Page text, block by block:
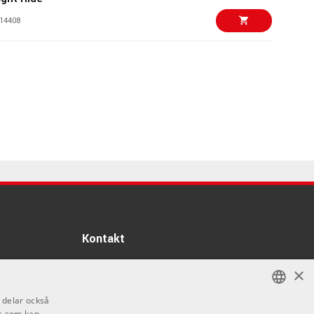
Prestige - Sea 16995 kr
Hi-hat 5994 kr/st
Kontakt
×
också